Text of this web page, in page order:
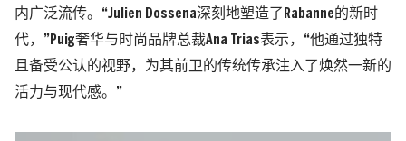
内广泛流传。“Julien Dossena深刻地塑造了Rabanne的新时
代，”Puig奢华与时尚品牌总裁Ana Trias表示，“他通过独特
且备受公认的视野，为其前卫的传统传承注入了焕然一新的
活力与现代感。”